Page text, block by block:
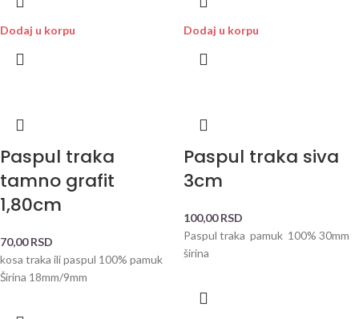
Dodaj u korpu Dodaj u korpu
Paspul traka
tamno grafit
1,80cm
70,00RSD
kosa traka ili paspul 100% pamuk
Širina 18mm/9mm
Paspul traka siva
3cm
100,00RSD
Paspul traka pamuk 100% 30mm
širina